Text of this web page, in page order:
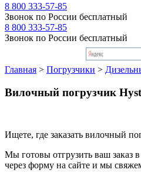
8 800 333-57-85
Звонок по России бесплатный
8 800 333-57-85
Звонок по России бесплатный
Главная > Погрузчики >
Вилочный погрузчик
Ищете, где заказать вилочный
Мы готовы отгрузить ваш заказ в
через форму на сайте и мы